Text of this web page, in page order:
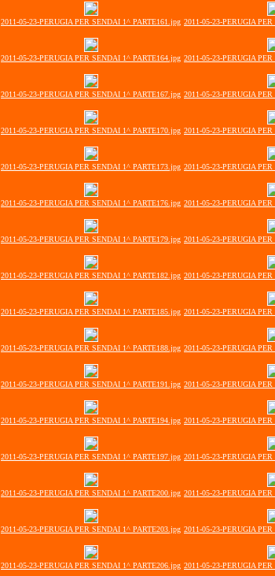
2011-05-23-PERUGIA PER SENDAI 1^ PARTE161.jpg 2011-05-23-PERUGIA
2011-05-23-PERUGIA PER SENDAI 1^ PARTE164.jpg 2011-05-23-PERUGIA
2011-05-23-PERUGIA PER SENDAI 1^ PARTE167.jpg 2011-05-23-PERUGIA
2011-05-23-PERUGIA PER SENDAI 1^ PARTE170.jpg 2011-05-23-PERUGIA
2011-05-23-PERUGIA PER SENDAI 1^ PARTE173.jpg 2011-05-23-PERUGIA
2011-05-23-PERUGIA PER SENDAI 1^ PARTE176.jpg 2011-05-23-PERUGIA
2011-05-23-PERUGIA PER SENDAI 1^ PARTE179.jpg 2011-05-23-PERUGIA
2011-05-23-PERUGIA PER SENDAI 1^ PARTE182.jpg 2011-05-23-PERUGIA
2011-05-23-PERUGIA PER SENDAI 1^ PARTE185.jpg 2011-05-23-PERUGIA
2011-05-23-PERUGIA PER SENDAI 1^ PARTE188.jpg 2011-05-23-PERUGIA
2011-05-23-PERUGIA PER SENDAI 1^ PARTE191.jpg 2011-05-23-PERUGIA
2011-05-23-PERUGIA PER SENDAI 1^ PARTE194.jpg 2011-05-23-PERUGIA
2011-05-23-PERUGIA PER SENDAI 1^ PARTE197.jpg 2011-05-23-PERUGIA
2011-05-23-PERUGIA PER SENDAI 1^ PARTE200.jpg 2011-05-23-PERUGIA
2011-05-23-PERUGIA PER SENDAI 1^ PARTE203.jpg 2011-05-23-PERUGIA
2011-05-23-PERUGIA PER SENDAI 1^ PARTE206.jpg 2011-05-23-PERUGIA